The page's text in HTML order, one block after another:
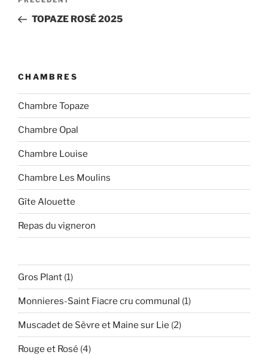
l’article
précédent
TOPAZE ROSÉ 2025
CHAMBRES
Chambre Topaze
Chambre Opal
Chambre Louise
Chambre Les Moulins
Gîte Alouette
Repas du vigneron
Gros Plant 11
produit
Monnieres-Saint Fiacre cru communal 11
produit
Muscadet de Sèvre et Maine sur Lie 22
produits
Rouge et Rosé 44